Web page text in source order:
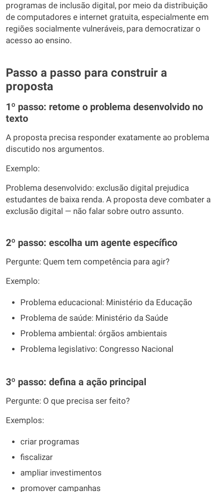
programas de inclusão digital, por meio da distribuição
de computadores e internet gratuita, especialmente em
regiões socialmente vulneráveis, para democratizar o
acesso ao ensino.
Passo a passo para construir a
proposta
1º passo: retome o problema desenvolvido no
texto
A proposta precisa responder exatamente ao problema
discutido nos argumentos.
Exemplo:
Problema desenvolvido: exclusão digital prejudica
estudantes de baixa renda. A proposta deve combater a
exclusão digital — não falar sobre outro assunto.
2º passo: escolha um agente específico
Pergunte: Quem tem competência para agir?
Exemplo:
Problema educacional: Ministério da Educação
Problema de saúde: Ministério da Saúde
Problema ambiental: órgãos ambientais
Problema legislativo: Congresso Nacional
3º passo: defina a ação principal
Pergunte: O que precisa ser feito?
Exemplos:
criar programas
fiscalizar
ampliar investimentos
promover campanhas